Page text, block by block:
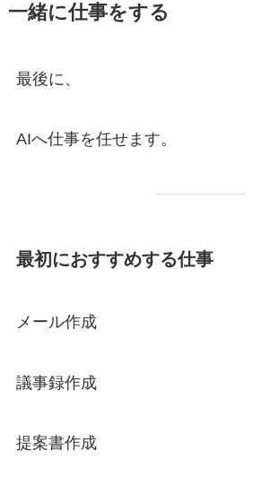
一緒に仕事をする
最後に、
AIへ仕事を任せます。
最初におすすめする仕事
メール作成
議事録作成
提案書作成